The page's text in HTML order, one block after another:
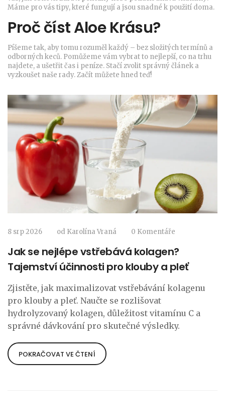
Máme pro vás tipy, které fungují a jsou snadné k použití doma.
Proč číst Aloe Krásu?
Píšeme tak, aby tomu rozuměl každý – bez složitých termínů a
odborných keců. Pomůžeme vám vybrat to nejlepší, co na trhu
najdete, a ušetřit čas i peníze. Stačí zvolit správný článek a
vyzkoušet naše rady. Začít můžete hned teď!
8 srp 2026 od Karolína Vraná 0 Komentáře
Jak se nejlépe vstřebává kolagen?
Tajemství účinnosti pro klouby a pleť
Zjistěte, jak maximalizovat vstřebávání kolagenu
pro klouby a pleť. Naučte se rozlišovat
hydrolyzovaný kolagen, důležitost vitamínu C a
správné dávkování pro skutečné výsledky.
POKRAČOVAT VE ČTENÍ